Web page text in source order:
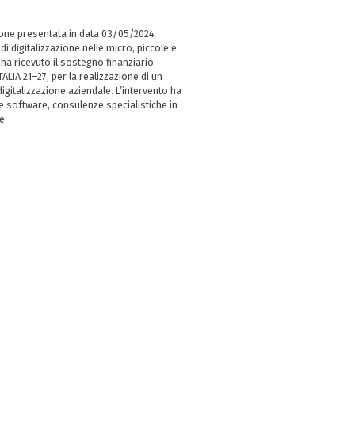
presentata in data 03/05/2024
digitalizzazione nelle micro, piccole e
ha ricevuto il sostegno finanziario
21–27, per la realizzazione di un
aziendale. L’intervento ha
software, consulenze specialistiche in